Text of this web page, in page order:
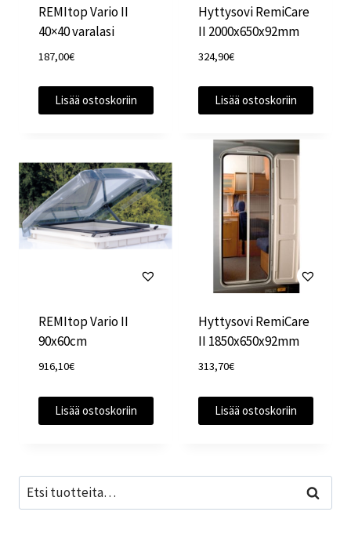
REMItop Vario II
40×40 varalasi
187,00€
Lisää ostoskoriin
Hyttysovi RemiCare
II 2000x650x92mm
324,90€
Lisää ostoskoriin
REMItop Vario II
90x60cm
916,10€
Lisää ostoskoriin
Hyttysovi RemiCare
II 1850x650x92mm
313,70€
Lisää ostoskoriin
Etsi: Haku